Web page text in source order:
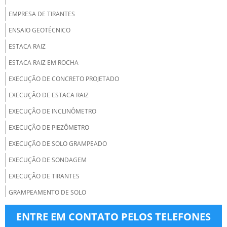
EMPRESA DE TIRANTES
ENSAIO GEOTÉCNICO
ESTACA RAIZ
ESTACA RAIZ EM ROCHA
EXECUÇÃO DE CONCRETO PROJETADO
EXECUÇÃO DE ESTACA RAIZ
EXECUÇÃO DE INCLINÔMETRO
EXECUÇÃO DE PIEZÔMETRO
EXECUÇÃO DE SOLO GRAMPEADO
EXECUÇÃO DE SONDAGEM
EXECUÇÃO DE TIRANTES
GRAMPEAMENTO DE SOLO
ENTRE EM CONTATO PELOS TELEFONES